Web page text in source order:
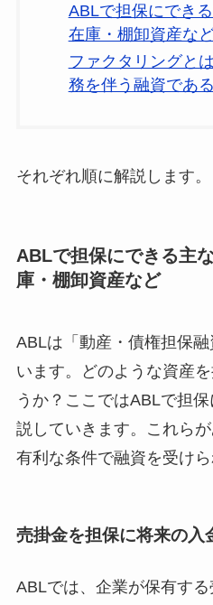
ABLで担保にでき
在庫・棚卸資産な
ファクタリングと
務を伴う融資である
それぞれ順に解説します。
ABLで担保にできる主
庫・棚卸資産など
ABLは「動産・債権担保
います。どのような資産
うか？ここではABLで担
説していきます。これらが
有利な条件で融資を受けら
売掛金を担保に将来の入
ABLでは、企業が保有す